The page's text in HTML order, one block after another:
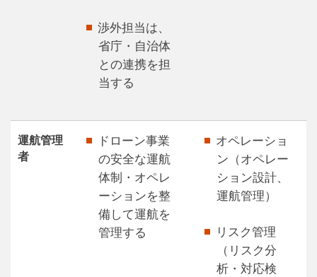
渉外担当は、
省庁・自治体
との連携を担
当する
運航管理
者
ドローン事業
の安全な運航
体制・オペレ
ーションを整
備して運航を
管理する
オペレーショ
ン（オペレー
ション設計、
運航管理）
リスク管理
（リスク分
析・対応検